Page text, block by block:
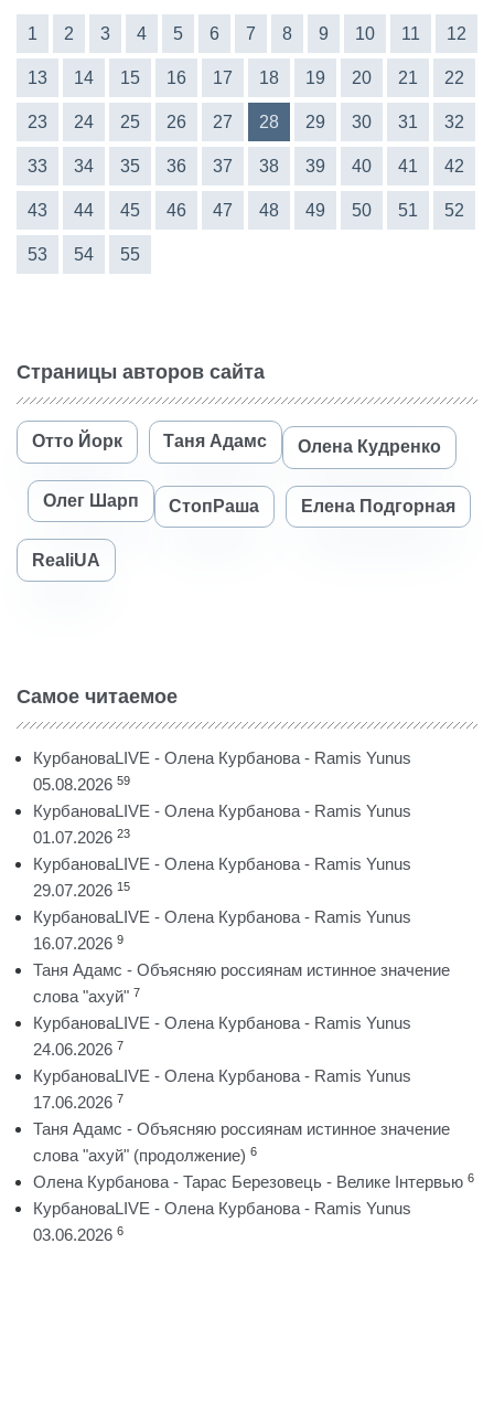
1 2 3 4 5 6 7 8 9 10 11 12
13 14 15 16 17 18 19 20 21 22
23 24 25 26 27 28 29 30 31 32
33 34 35 36 37 38 39 40 41 42
43 44 45 46 47 48 49 50 51 52
53 54 55
Страницы авторов сайта
Отто Йорк Таня Адамс Олена Кудренко
Олег Шарп СтопРаша Елена Подгорная
RealiUA
Самое читаемое
КурбановаLIVE - Олена Курбанова - Ramis Yunus
05.08.2026 59
КурбановаLIVE - Олена Курбанова - Ramis Yunus
01.07.2026 23
КурбановаLIVE - Олена Курбанова - Ramis Yunus
29.07.2026 15
КурбановаLIVE - Олена Курбанова - Ramis Yunus
16.07.2026 9
Таня Адамс - Объясняю россиянам истинное значение
слова "ахуй" 7
КурбановаLIVE - Олена Курбанова - Ramis Yunus
24.06.2026 7
КурбановаLIVE - Олена Курбанова - Ramis Yunus
17.06.2026 7
Таня Адамс - Объясняю россиянам истинное значение
слова "ахуй" (продолжение) 6
Олена Курбанова - Тарас Березовець - Велике Інтервью 6
КурбановаLIVE - Олена Курбанова - Ramis Yunus
03.06.2026 6